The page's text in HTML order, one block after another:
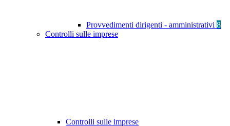
Provvedimenti dirigenti - amministrativi 8
Controlli sulle imprese
Controlli sulle imprese